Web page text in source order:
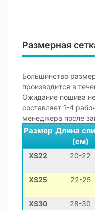
Размерная
Большинство
производится в
Ожидание пошива
составляет 1-4
менеджера после
Размер Длина
(см)
XS22 20-22
XS25 22-25
XS30 28-30